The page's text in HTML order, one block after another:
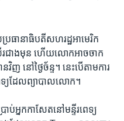
រធានាធិបតី​សហរដ្ឋ​អាមេរិក​
រ​ជាង​មុន ហើយ​លោក​អាច​ចាក
ញ​ នៅ​ថ្ងៃ​ច័ន្ទ។ នេះ​បើ​តាម​ការ​
ទ្យ​ដែល​ព្យាបាល​លោក។
ប់​អ្នក​កាសែត​នៅ​មន្ទីរពេទ្យ​